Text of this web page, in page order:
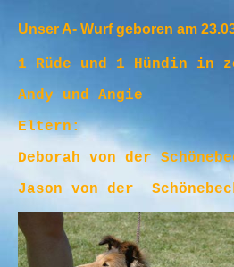
Unser A- Wurf geboren am
1 Rüde und 1 Hündin in
Andy und Angie
Eltern:
Deborah von der
Jason von der